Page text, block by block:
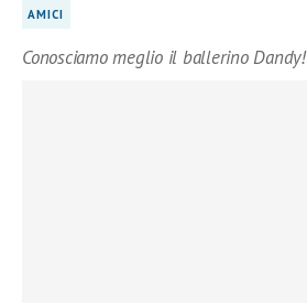
AMICI
Conosciamo meglio il ballerino Dandy!